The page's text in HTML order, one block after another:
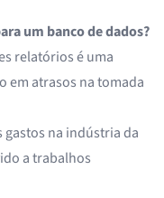
um banco de dados?
relatórios é uma
em atrasos na tomada
gastos na indústria da
a trabalhos